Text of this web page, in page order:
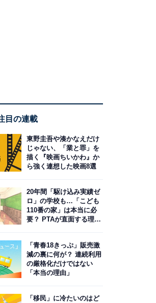
目の連載
東野圭吾や湊かなえだけ
じゃない、「業と罪」を
描く『映画ちいかわ』か
ら強く連想した映画8選
20年間「駆け込み実績ゼ
ロ」の学校も…「こども
110番の家」は本当に必
要？ PTAが直面する理想
「青春18きっぷ」販売激
減の裏に何が？ 連続利用
の厳格化だけではない
「本当の理由」
「移民」に冷たいのはど